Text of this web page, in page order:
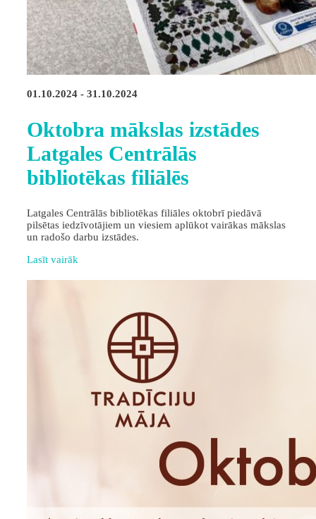
01.10.2024 - 31.10.2024
Oktobra mākslas izstādes
Latgales Centrālās
bibliotēkas filiālēs
Latgales Centrālās bibliotēkas filiāles oktobrī piedāvā
pilsētas iedzīvotājiem un viesiem aplūkot vairākas mākslas
un radošo darbu izstādes.
Lasīt vairāk